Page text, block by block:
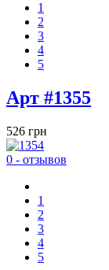
1
2
3
4
5
Арт #1355
526 грн
0 - отзывов
1
2
3
4
5